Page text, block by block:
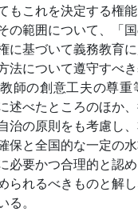
もこれを決定する権
の範囲について、「
に基づいて義務教育
法について遵守すべ
師の創意工夫の尊重
述べたところのほか
治の原則をも考慮し
保と全国的な一定の
必要かつ合理的と認
られるべきものと解
。